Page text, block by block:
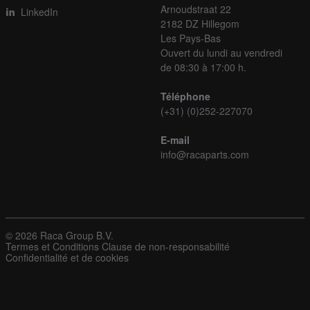
LinkedIn
Arnoudstraat 22
2182 DZ Hillegom
Les Pays-Bas
Ouvert du lundi au vendredi
de 08:30 à 17:00 h.
Téléphone
(+31) (0)252-227070
E-mail
info@racaparts.com
© 2026 Raca Group B.V.
Termes et Conditions Clause de non-responsabilité
Confidentialité et de cookies